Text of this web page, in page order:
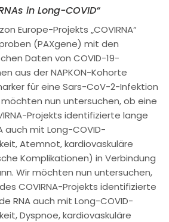
in Long-COVID“
Europe-Projekts „COVIRNA“
(PAXgene) mit den
Daten von COVID-19-
aus der NAPKON-Kohorte
für eine Sars-CoV-2-Infektion
nun untersuchen, ob eine
Projekts identifizierte lange
auch mit Long-COVID-
Atemnot, kardiovaskuläre
Komplikationen) in Verbindung
Wir möchten nun untersuchen,
COVIRNA-Projekts identifizierte
RNA auch mit Long-COVID-
Dyspnoe, kardiovaskuläre